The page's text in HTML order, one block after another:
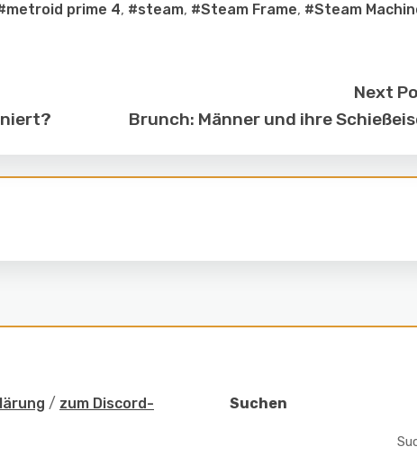
prime 4, #steam, #Steam Frame, #Steam
Next
Brunch: Männer und ihre
/ zum Discord-
Suchen